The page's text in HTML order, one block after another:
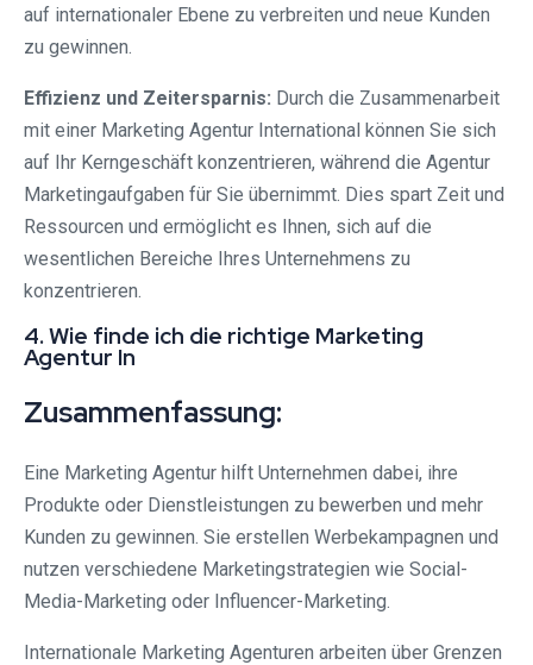
auf internationaler Ebene zu verbreiten und neue Kunden
zu gewinnen.
Effizienz und Zeitersparnis: Durch die Zusammenarbeit
mit einer Marketing Agentur International können Sie sich
auf Ihr Kerngeschäft konzentrieren, während die Agentur
Marketingaufgaben für Sie übernimmt. Dies spart Zeit und
Ressourcen und ermöglicht es Ihnen, sich auf die
wesentlichen Bereiche Ihres Unternehmens zu
konzentrieren.
4. Wie finde ich die richtige Marketing
Agentur In
Zusammenfassung:
Eine Marketing Agentur hilft Unternehmen dabei, ihre
Produkte oder Dienstleistungen zu bewerben und mehr
Kunden zu gewinnen. Sie erstellen Werbekampagnen und
nutzen verschiedene Marketingstrategien wie Social-
Media-Marketing oder Influencer-Marketing.
Internationale Marketing Agenturen arbeiten über Grenzen